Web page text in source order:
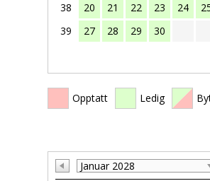
38
20 21 22 23 24
39
27 28 29 30
Opptatt Ledig
Januar 2028